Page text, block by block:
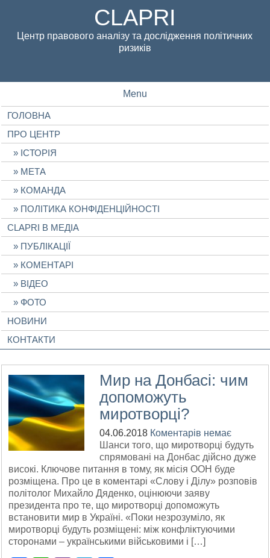
CLAPRI
Центр правового аналізу та дослідження політичних
ризиків
Menu
ГОЛОВНА
ПРО ЦЕНТР
ІСТОРІЯ
МЕТА
КОМАНДА
ПОЛІТИКА КОНФІДЕНЦІЙНОСТІ
CLAPRI В МЕДІА
ПУБЛІКАЦІЇ
КОМЕНТАРІ
ВІДЕО
ФОТО
НОВИНИ
КОНТАКТИ
Мир на Донбасі: чим
допоможуть
миротворці?
04.06.2018 Коментарів немає
Шанси того, що миротворці будуть
спрямовані на Донбас дійсно дуже
високі. Ключове питання в тому, як місія ООН буде
розміщена. Про це в коментарі «Слову і Ділу» розповів
політолог Михайло Дяденко, оцінюючи заяву
президента про те, що миротворці допоможуть
встановити мир в Україні. «Поки незрозуміло, як
миротворці будуть розміщені: між конфліктуючими
сторонами – українськими військовими і […]